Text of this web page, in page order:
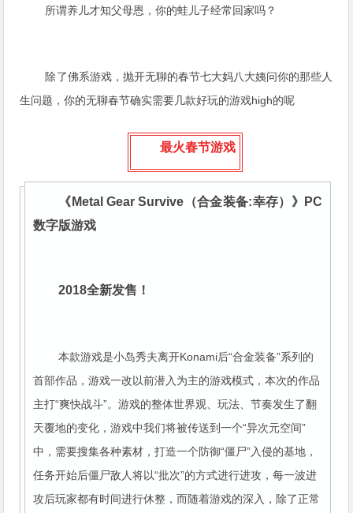
所谓养儿才知父母恩，你的蛙儿子经常回家吗？
除了佛系游戏，抛开无聊的春节七大妈八大姨问你的那些人
生问题，你的无聊春节确实需要几款好玩的游戏high的呢
最火春节游戏
《Metal Gear Survive（合金装备:幸存）》PC
数字版游戏
2018全新发售！
本款游戏是小岛秀夫离开Konami后“合金装备”系列的
首部作品，游戏一改以前潜入为主的游戏模式，本次的作品
主打“爽快战斗”。游戏的整体世界观、玩法、节奏发生了翻
天覆地的变化，游戏中我们将被传送到一个“异次元空间”
中，需要搜集各种素材，打造一个防御“僵尸”入侵的基地，
任务开始后僵尸敌人将以“批次”的方式进行进攻，每一波进
攻后玩家都有时间进行休整，而随着游戏的深入，除了正常